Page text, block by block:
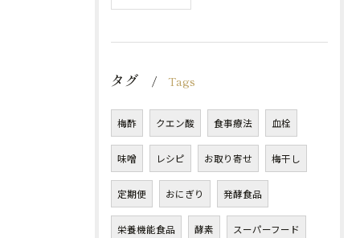
タグ Tags
梅酢 クエン酸 食事療法 血栓
味噌 レシピ お取り寄せ 梅干し
定期便 おにぎり 発酵食品
栄養機能食品 酵素 スーパーフード